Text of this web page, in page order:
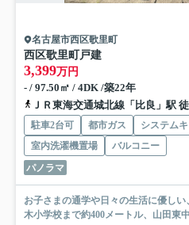
名古屋市西区歌里町
西区歌里町戸建
3,399万円
- / 97.50㎡ / 4DK /築22年
ＪＲ東海交通城北線「比良」駅
駐車2台可 都市ガス システム
室内洗濯機置場
バルコニー
パノラマ
お子さまの通学や日々の生活に優し
木小学校まで約400メートル、山田東